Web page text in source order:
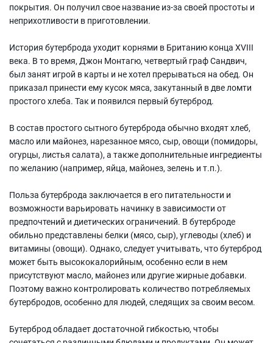
покрытия. Он получил свое название из-за своей простоты и
неприхотливости в приготовлении.
История бутерброда уходит корнями в Британию конца XVIII
века. В то время, Джон Монтагю, четвертый граф Сандвич,
был занят игрой в карты и не хотел прерываться на обед. Он
приказал принести ему кусок мяса, закутанный в две ломти
простого хлеба. Так и появился первый бутерброд.
В состав простого сытного бутерброда обычно входят хлеб,
масло или майонез, нарезанное мясо, сыр, овощи (помидоры,
огурцы, листья салата), а также дополнительные ингредиенты
по желанию (например, яйца, майонез, зелень и т.п.).
Польза бутерброда заключается в его питательности и
возможности варьировать начинку в зависимости от
предпочтений и диетических ограничений. В бутерброде
обильно представлены белки (мясо, сыр), углеводы (хлеб) и
витамины (овощи). Однако, следует учитывать, что бутерброд
может быть высококалорийным, особенно если в нем
присутствуют масло, майонез или другие жирные добавки.
Поэтому важно контролировать количество потребляемых
бутербродов, особенно для людей, следящих за своим весом.
Бутерброд обладает достаточной гибкостью, чтобы